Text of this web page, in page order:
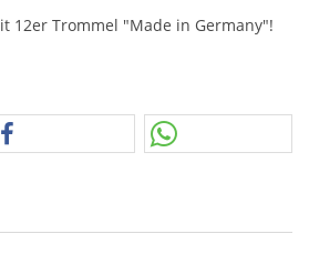
12er Trommel "Made in Germany"!